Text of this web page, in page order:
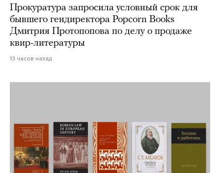
Прокуратура запросила условный срок для
бывшего гендиректора Popcorn Books
Дмитрия Протопопова по делу о продаже
квир-литературы
13 часов назад